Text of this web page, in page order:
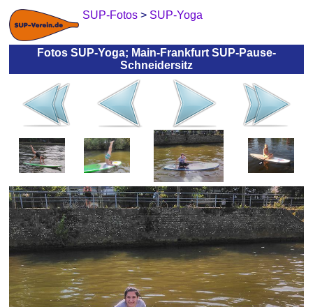
SUP-Fotos > SUP-Yoga
Fotos SUP-Yoga; Main-Frankfurt SUP-Pause-
Schneidersitz